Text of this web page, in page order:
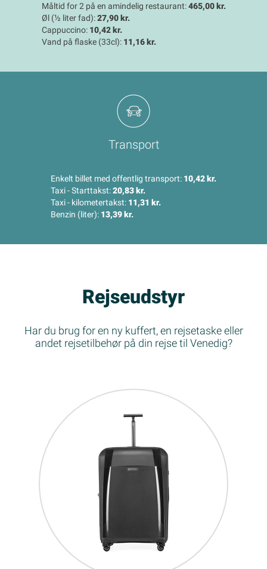
Måltid for 2 på en amindelig restaurant:465,00 kr.
Øl (½ liter fad):27,90 kr.
Cappuccino: 10,42 kr.
Vand på flaske (33cl): 11,16 kr.
Transport
Enkelt billet med offentlig transport: 10,42 kr.
Taxi - Starttakst:20,83 kr.
Taxi - kilometertakst: 11,31 kr.
Benzin (liter): 13,39 kr.
Rejseudstyr
Har du brug for en ny kuffert, en rejsetaske eller
andet rejsetilbehør på din rejse til Venedig?